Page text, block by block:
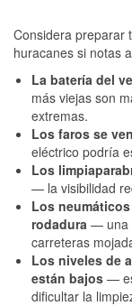
Considera preparar
huracanes si notas
La batería del
más viejas son
extremas.
Los faros se
eléctrico podría
Los
— la visibilidad
Los
rodadura — una
carreteras
Los niveles de
están bajos —
dificultar la